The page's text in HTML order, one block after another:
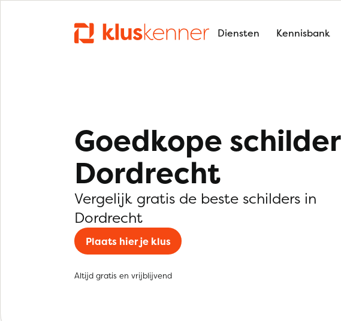
Diensten Kennisbank
Goedkope schilder
Dordrecht
Vergelijk gratis de beste schilders in
Dordrecht
Plaats hier je klus
Altijd gratis en vrijblijvend